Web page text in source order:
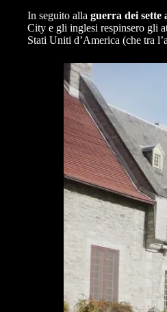
In seguito alla guerra dei sette
City e gli inglesi respinsero gli
Stati Uniti d’America (che tra